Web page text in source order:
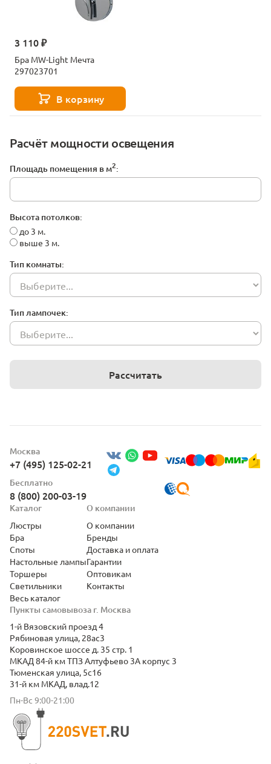
Расчёт мощности освещения
Площадь помещения в м2:
Высота потолков:
до 3 м.
выше 3 м.
Тип комнаты:
Тип лампочек:
Рассчитать
3 110 ₽
Бра MW-Light Мечта
297023701
В корзину
Москва
+7 (495) 125-02-21
Бесплатно
8 (800) 200-03-19
Пункты самовывоза г. Москва
1-й Вязовский проезд 4
Рябиновая улица, 28ас3
Коровинское шоссе д. 35 стр. 1
МКАД 84-й км ТПЗ Алтуфьево 3А корпус 3
Тюменская улица, 5с16
31-й км МКАД, влад.12
Пн-Вс 9:00-21:00
Каталог
Люстры
Бра
Споты
Настольные лампы
Торшеры
Светильники
Весь каталог
О компании
О компании
Бренды
Доставка и оплата
Гарантии
Оптовикам
Контакты